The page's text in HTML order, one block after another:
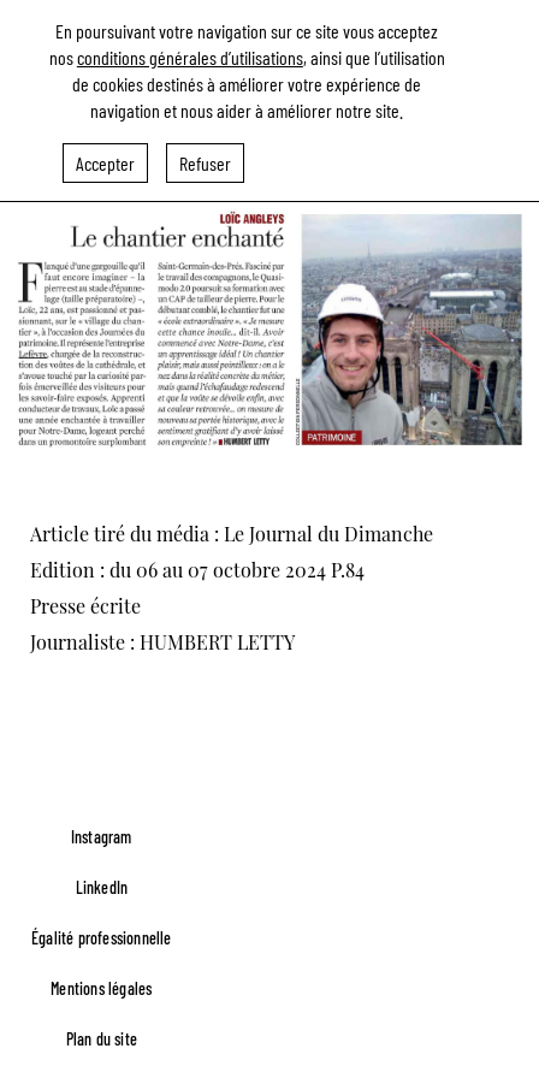
En poursuivant votre navigation sur ce site vous acceptez
nosconditions générales d’utilisations, ainsi que l’utilisation
de cookies destinés à améliorer votre expérience de
navigation et nous aider à améliorer notre site.
Accepter Refuser
LE CHANTIER ENCHANTÉ
Article tiré du média : Le Journal du Dimanche
Edition : du 06 au 07 octobre 2024 P.84
Presse écrite
Journaliste : HUMBERT LETTY
Footer FR Lefèvre
Instagram
LinkedIn
Égalité professionnelle
Mentions légales
Plan du site